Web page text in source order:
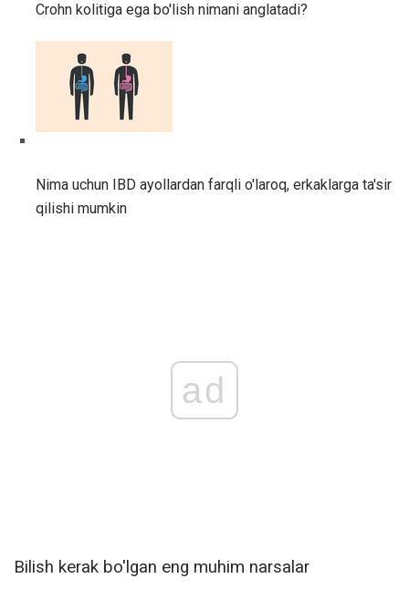
Crohn kolitiga ega bo'lish nimani anglatadi?
Nima uchun IBD ayollardan farqli o'laroq, erkaklarga ta'sir
qilishi mumkin
ad
Bilish kerak bo'lgan eng muhim narsalar